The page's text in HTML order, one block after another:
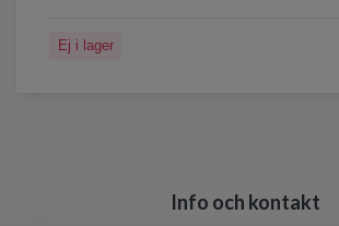
Ej i lager
Info och kontakt